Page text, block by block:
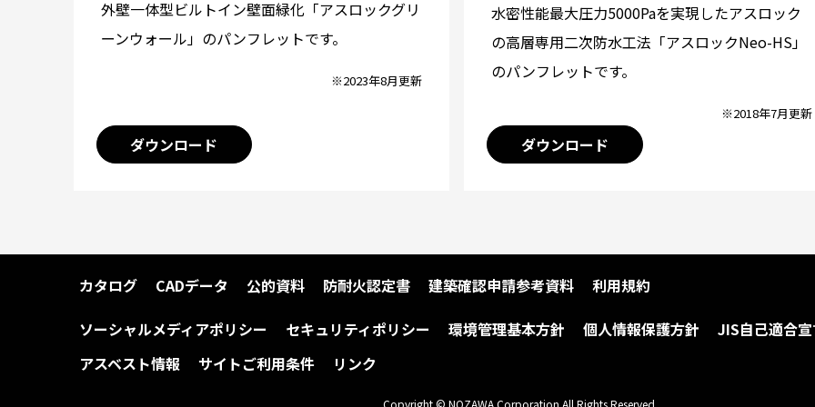
外壁一体型ビルトイン壁面緑化「アスロックグリ
ーンウォール」のパンフレットです。
※2023年8月更新
ダウンロード
水密性能最大圧力5000Paを実現したアスロック
の高層専用二次防水工法「アスロックNeo-HS」
のパンフレットです。
※2018年7月更新
ダウンロード
カタログ CADデータ 公的資料 防耐火認定書 建築確認申請参考資料
利用規約
ソーシャルメディアポリシー
セキュリティポリシー 環境管理基本方針 個人情報保護方針
JIS自己適合
アスベスト情報
サイトご利用条件 リンク
Copyright © NOZAWA Corporation All Rights Reserved.